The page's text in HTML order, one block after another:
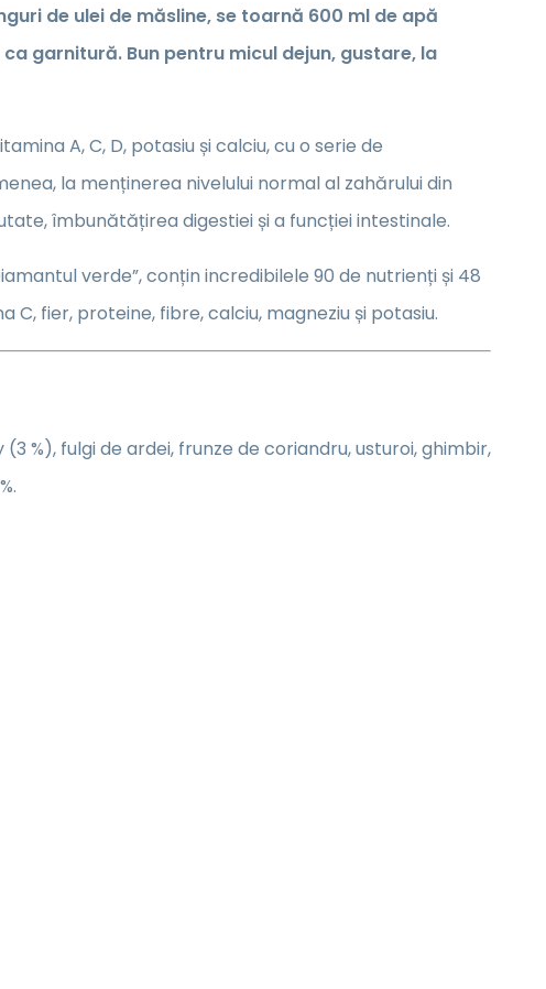
de ulei de măsline, se toarnă 600 ml de apă
garnitură. Bun pentru micul dejun, gustare, la
A, C, D, potasiu și calciu, cu o serie de
la menținerea nivelului normal al zahărului din
îmbunătățirea digestiei și a funcției intestinale.
verde”, conțin incredibilele 90 de nutrienți și 48
C, fier, proteine, fibre, calciu, magneziu și potasiu.
%), fulgi de ardei, frunze de coriandru, usturoi, ghimbir,